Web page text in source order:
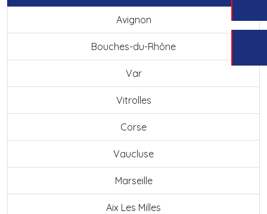
Avignon
Bouches-du-Rhône
Var
Vitrolles
Corse
Vaucluse
Marseille
Aix Les Milles